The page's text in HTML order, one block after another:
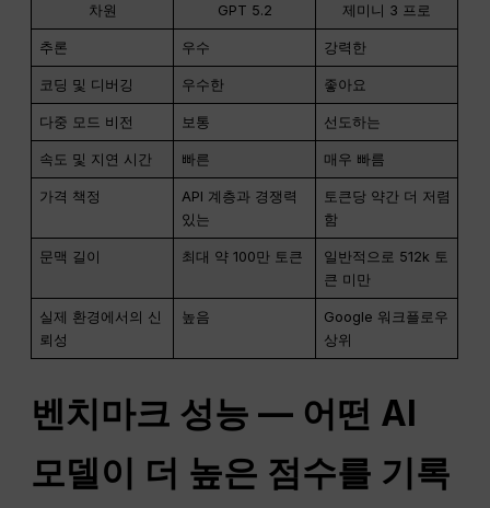
차원 GPT 5.2 제미니 3 프로
추론 우수 강력한
코딩 및 디버깅 우수한 좋아요
다중 모드 비전 보통 선도하는
속도 및 지연 시간 빠른 매우 빠름
가격 책정
API 계층과 경쟁력
있는
토큰당 약간 더 저렴
함
문맥 길이 최대 약 100만 토큰
일반적으로 512k 토
큰 미만
실제 환경에서의 신
뢰성
높음
Google 워크플로우
상위
벤치마크 성능 — 어떤 AI
모델이 더 높은 점수를 기록